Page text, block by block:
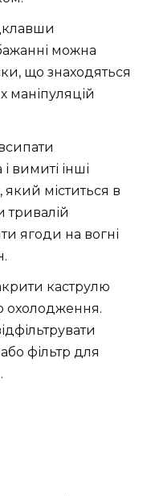
можна
що знаходяться
маніпуляцій
вимиті інші
який міститься в
тривалій
ягоди на вогні
каструлю
охолодження.
фільтр для